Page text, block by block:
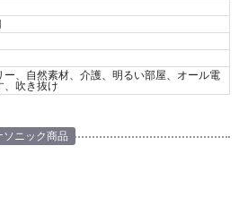
ー、自然素材、介護、明るい部屋、オール電
、吹き抜け
ソニック商品